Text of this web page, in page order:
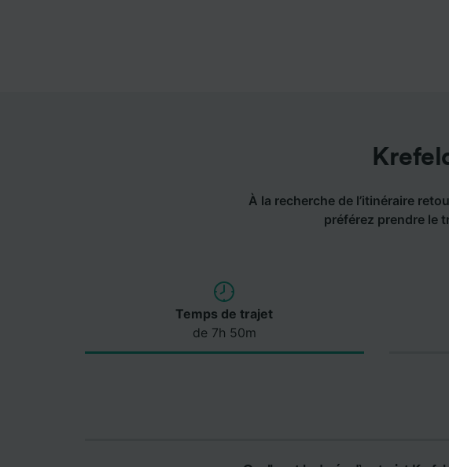
À la recherche de l’itinéraire
préférez prendre le
Temps de trajet
de 7h 50m